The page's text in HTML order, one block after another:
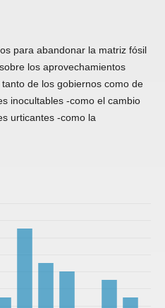
para abandonar la matriz fósil
los aprovechamientos
de los gobiernos como de
inocultables -como el cambio
urticantes -como la